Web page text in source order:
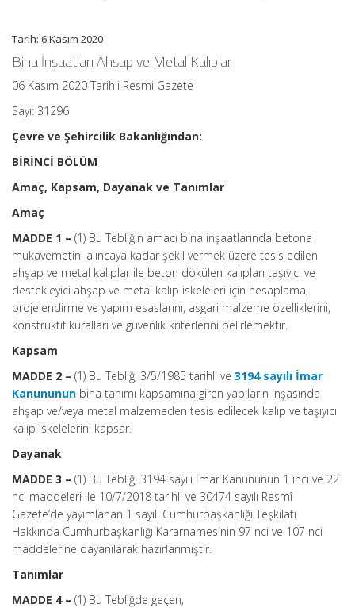
Tarih: 6 Kasım 2020
Bina İnşaatları Ahşap ve Metal Kalıplar
06 Kasım 2020 Tarihli Resmi Gazete
Sayı: 31296
Çevre ve Şehircilik Bakanlığından:
BİRİNCİ BÖLÜM
Amaç, Kapsam, Dayanak ve Tanımlar
Amaç
MADDE 1 – (1) Bu Tebliğin amacı bina inşaatlarında betona
mukavemetini alıncaya kadar şekil vermek üzere tesis edilen
ahşap ve metal kalıplar ile beton dökülen kalıpları taşıyıcı ve
destekleyici ahşap ve metal kalıp iskeleleri için hesaplama,
projelendirme ve yapım esaslarını, asgari malzeme özelliklerini,
konstrüktif kuralları ve güvenlik kriterlerini belirlemektir.
Kapsam
MADDE 2 – (1) Bu Tebliğ, 3/5/1985 tarihli ve 3194 sayılı İmar
Kanununun bina tanımı kapsamına giren yapıların inşasında
ahşap ve/veya metal malzemeden tesis edilecek kalıp ve taşıyıcı
kalıp iskelelerini kapsar.
Dayanak
MADDE 3 – (1) Bu Tebliğ, 3194 sayılı İmar Kanununun 1 inci ve 22
nci maddeleri ile 10/7/2018 tarihli ve 30474 sayılı Resmî
Gazete’de yayımlanan 1 sayılı Cumhurbaşkanlığı Teşkilatı
Hakkında Cumhurbaşkanlığı Kararnamesinin 97 nci ve 107 nci
maddelerine dayanılarak hazırlanmıştır.
Tanımlar
MADDE 4 – (1) Bu Tebliğde geçen;